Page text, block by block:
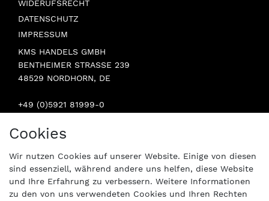
WIDERUFSRECHT
DATENSCHUTZ
IMPRESSUM
KMS HANDELS GMBH
BENTHEIMER STRASSE 239
48529 NORDHORN, DE
+49 (0)5921 81999-0
BESUCHEN SIE UNS:
Cookies
Wir nutzen Cookies auf unserer Website. Einige von diesen
sind essenziell, während andere uns helfen, diese Website
und Ihre Erfahrung zu verbessern. Weitere Informationen
zu den von uns verwendeten Cookies und Ihren Rechten